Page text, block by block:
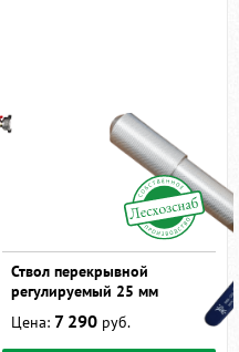
Ствол перекрывной
регулируемый 25 мм
Цена: 7 290 руб.